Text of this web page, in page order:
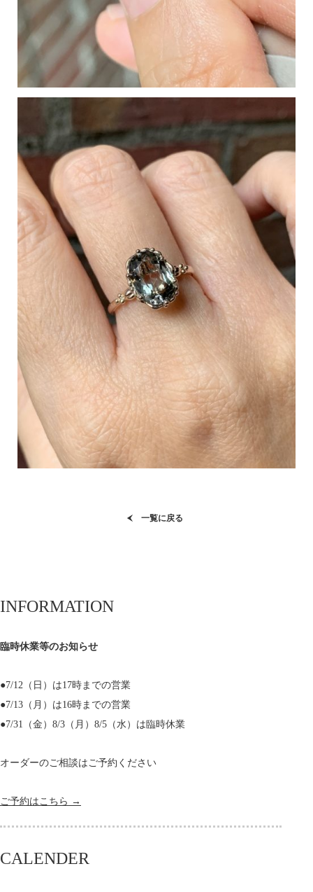
一覧に戻る
INFORMATION
臨時休業等のお知らせ
●7/12（日）は17時までの営業
●7/13（月）は16時までの営業
●7/31（金）8/3（月）8/5（水）は臨時休業
オーダーのご相談はご予約ください
ご予約はこちら →
CALENDER